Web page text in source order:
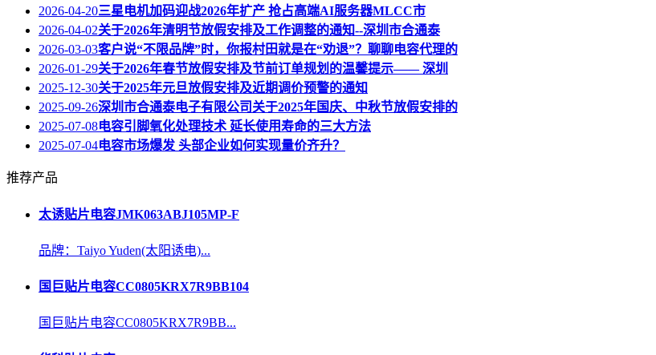
2026-04-20三星电机加码迎战2026年扩产 抢占高端AI服务器MLCC市
2026-04-02关于2026年清明节放假安排及工作调整的通知--深圳市合通泰
2026-03-03客户说“不限品牌”时，你报村田就是在“劝退”？聊聊电容代理的
2026-01-29关于2026年春节放假安排及节前订单规划的温馨提示—— 深圳
2025-12-30关于2025年元旦放假安排及近期调价预警的通知
2025-09-26深圳市合通泰电子有限公司关于2025年国庆、中秋节放假安排的
2025-07-08电容引脚氧化处理技术 延长使用寿命的三大方法
2025-07-04电容市场爆发 头部企业如何实现量价齐升？
推荐产品
太诱贴片电容JMK063ABJ105MP-F
品牌：Taiyo Yuden(太阳诱电)...
国巨贴片电容CC0805KRX7R9BB104
国巨贴片电容CC0805KRX7R9BB...